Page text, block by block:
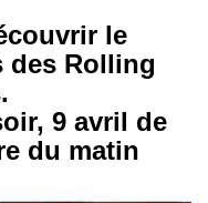
le
des Rolling
9 avril de
du matin